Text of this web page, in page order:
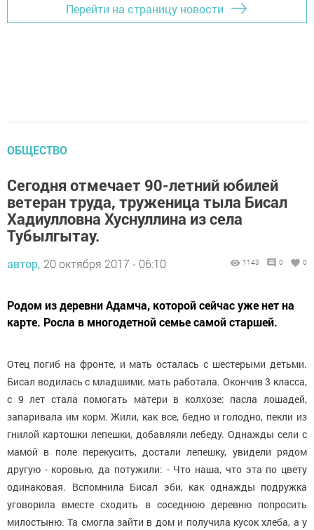
Перейти на страницу новости
ОБЩЕСТВО
Сегодня отмечает 90-летний юбилей
ветеран труда, труженица тыла Бисал
Хадиулловна Хуснуллина из села
Тубылгытау.
автор, 20 октября 2017 - 06:10 1143 0 0
Родом из деревни Адамча, которой сейчас уже нет на
карте. Росла в многодетной семье самой старшей.
Отец погиб на фронте, и мать осталась с шестерыми детьми.
Бисал водилась с младшими, мать работала. Окончив 3 класса,
с 9 лет стала помогать матери в колхозе: пасла лошадей,
запаривала им корм. Жили, как все, бедно и голодно, пекли из
гнилой картошки лепешки, добавляли лебеду. Однажды сели с
мамой в поле перекусить, достали лепешку, увидели рядом
другую - коровью, да потужили: - Что наша, что эта по цвету
одинаковая. Вспомнила Бисал эби, как однажды подружка
уговорила вместе сходить в соседнюю деревню попросить
милостыню. Та смогла зайти в дом и получила кусок хлеба, а у